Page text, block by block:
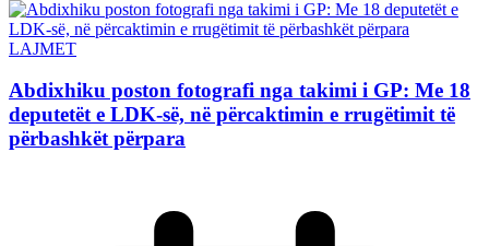
LAJMET
Abdixhiku poston fotografi nga takimi i GP: Me 18
deputetët e LDK-së, në përcaktimin e rrugëtimit të
përbashkët përpara